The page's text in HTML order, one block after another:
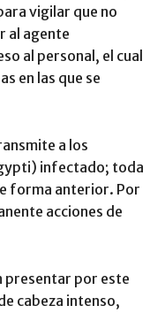
vigilar que no
al agente
al personal, el cual
en las que se
a los
infectado; toda
forma anterior. Por
acciones de
presentar por este
cabeza intenso,